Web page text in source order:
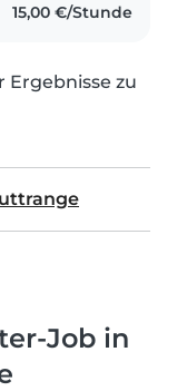
15,00 €/Stunde
Ergebnisse zu
Job in